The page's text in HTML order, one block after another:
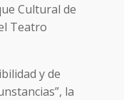
Cultural de
Teatro
y de
la